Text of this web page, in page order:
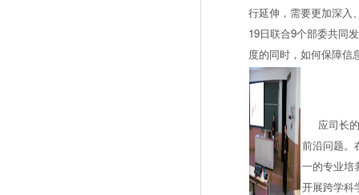
行延伸，需要更加深入
19日联合9个部委共同
度的同时，如何保障信
应司长的
前沿问题。
一的专业培
开展跨学科